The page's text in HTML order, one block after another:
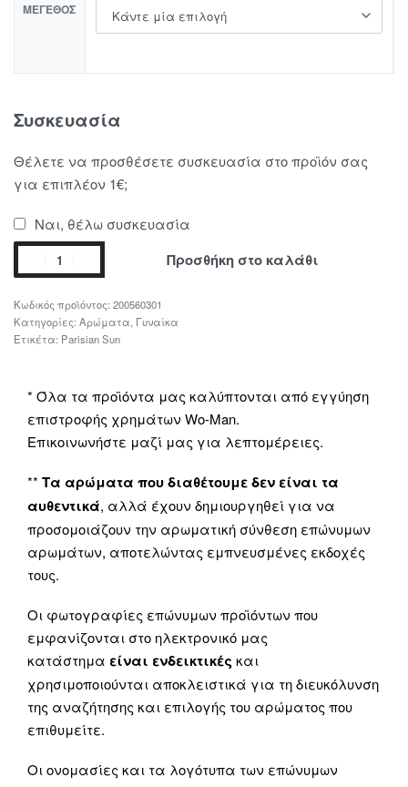
ΜΈΓΕΘΟΣ
Συσκευασία
Θέλετε να προσθέσετε συσκευασία στο προϊόν σας
για επιπλέον 1€;
Ναι, θέλω συσκευασία
Προσθήκη στο καλάθι
200560301
Κατηγορίες: Αρώματα, Γυναίκα
Ετικέτα: Parisian Sun
* Όλα τα προϊόντα μας καλύπτονται από εγγύηση
επιστροφής χρημάτων Wo-Man.
Επικοινωνήστε μαζί μας για λεπτομέρειες.
** Τα αρώματα που διαθέτουμε δεν είναι τα
αυθεντικά, αλλά έχουν δημιουργηθεί για να
προσομοιάζουν την αρωματική σύνθεση επώνυμων
αρωμάτων, αποτελώντας εμπνευσμένες εκδοχές
τους.
Οι φωτογραφίες επώνυμων προϊόντων που
εμφανίζονται στο ηλεκτρονικό μας
κατάστημα είναι ενδεικτικές και
χρησιμοποιούνται αποκλειστικά για τη διευκόλυνση
της αναζήτησης και επιλογής του αρώματος που
επιθυμείτε.
Οι ονομασίες και τα λογότυπα των επώνυμων